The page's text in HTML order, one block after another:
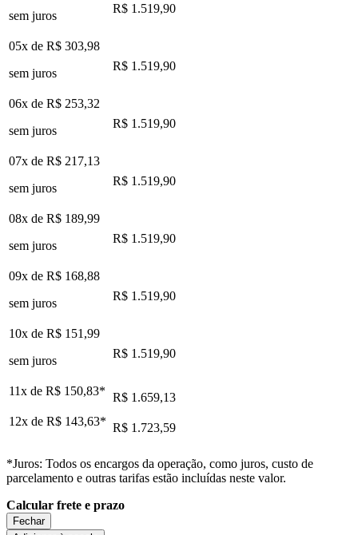
sem juros
R$ 1.519,90
05x de R$ 303,98
sem juros
R$ 1.519,90
06x de R$ 253,32
sem juros
R$ 1.519,90
07x de R$ 217,13
sem juros
R$ 1.519,90
08x de R$ 189,99
sem juros
R$ 1.519,90
09x de R$ 168,88
sem juros
R$ 1.519,90
10x de R$ 151,99
sem juros
R$ 1.519,90
11x de R$ 150,83* R$ 1.659,13
12x de R$ 143,63* R$ 1.723,59
*Juros: Todos os encargos da operação, como juros, custo de
parcelamento e outras tarifas estão incluídas neste valor.
Calcular frete e prazo
Fechar